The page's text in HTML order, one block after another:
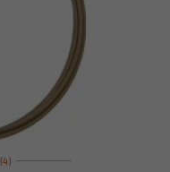
5 von 5 basierend auf 4
(4)